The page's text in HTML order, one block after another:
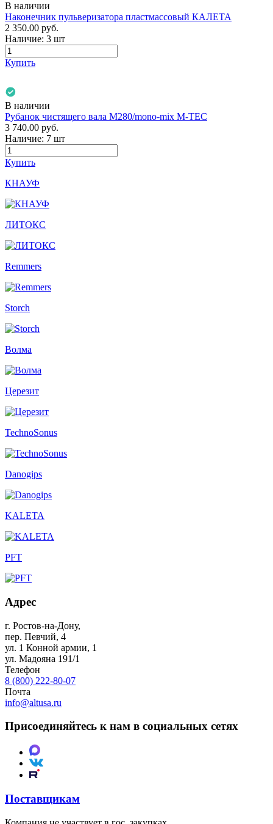
В наличии
Наконечник пульверизатора пластмассовый КАЛЕТА
2 350.00 руб.
Наличие: 3 шт
Купить
В наличии
Рубанок чистящего вала М280/mono-mix M-TEC
3 740.00 руб.
Наличие: 7 шт
Купить
КНАУФ
ЛИТОКС
Remmers
Storch
Волма
Церезит
TechnoSonus
Danogips
KALETA
PFT
Адрес
г. Ростов-на-Дону,
пер. Певчий, 4
ул. 1 Конной армии, 1
ул. Мадояна 191/1
Телефон
8 (800) 222-80-07
Почта
info@altusa.ru
Присоединяйтесь к нам в социальных сетях
Поставщикам